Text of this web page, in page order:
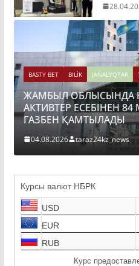
BASTY BET BILİK JAŃALYQTAR
ЖАМБЫЛ ОБЛЫСЫНДА
АКТИВТЕР ЕСЕБІНЕН
ГАЗБЕН ҚАМТЫЛАДЫ
04.08.2026 taraz24kz_news
Курсы валют НБРК
USD
EUR
RUB
Курс